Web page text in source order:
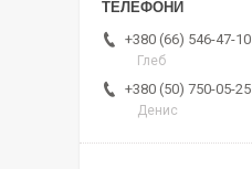
+380 (66) 546-47-10
Глеб
+380 (50) 750-05-25
Денис